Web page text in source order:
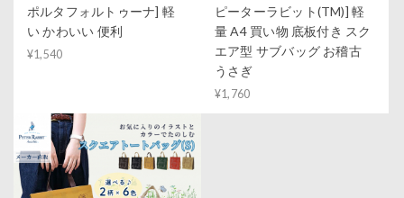
ポルタフォルトゥーナ] 軽
い かわいい 便利
¥1,540
ピーターラビット(TM)] 軽
量 A4 買い物 底板付き スク
エア型 サブバッグ お稽古
うさぎ
¥1,760